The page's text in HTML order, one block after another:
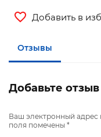
Добавить в
Отзывы
Добавьте отзыв
Ваш электронный адрес
поля помечены *